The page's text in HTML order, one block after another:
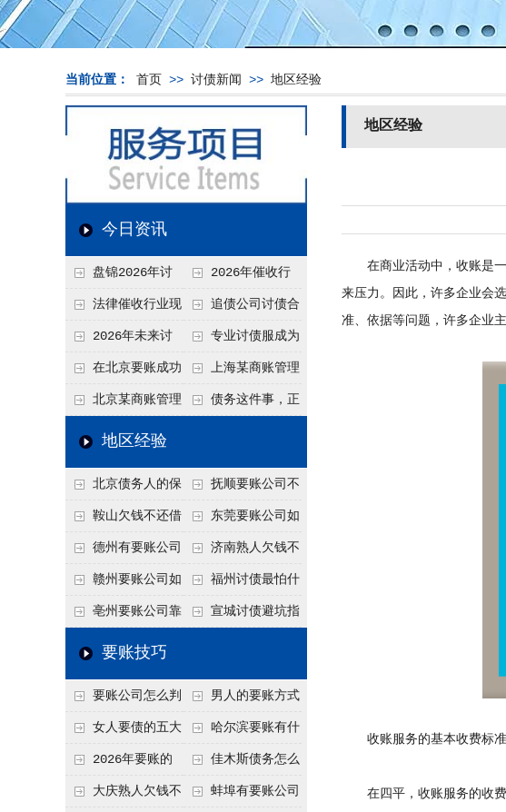
当前位置： 首页 >> 讨债新闻 >> 地区经验
今日资讯
盘锦2026年讨
债新趋势
2026年催收行
业发展现状、竞争格
局及未来趋势分析
法律催收行业现
状、合规痛点与未来
发展趋势深度解析
追债公司讨债合
法方法总结
2026年未来讨
债要账公司发展趋势
专业讨债服成为
2026年的发展趋势
在北京要账成功
率高吗？未来追账公
司发展趋势引发行业
上海某商账管理
机构聚焦合规服务
北京某商账管理
服务机构持续提升合
力企业化解应收账款
难题
债务这件事，正
地区经验
北京债务人的保
证人能不能找？担保
人的连带责任怎么追
抚顺要账公司不
敢透漏的追回方法是
什么？
鞍山欠钱不还借
口太多？2026年这3
句反问话术，直接把
他后路堵死
东莞要账公司如
何有效要账讨债？20
26年合法追债经验总
结！
德州有要账公司
吗？如何合法讨债才
不沾风险？
济南熟人欠钱不
还？
赣州要账公司如
何有效讨债？合法追
债四步秘籍
福州讨债最怕什
么？2026年这两个关
亳州要账公司靠
谱吗？合法讨债四步
宣城讨债避坑指
回！
要账技巧
要账公司怎么判
断这个案子能不能
接？接案评估的标准
男人的要账方式
是什么呢？
女人要债的五大
绝招,轻松搞定
哈尔滨要账有什
么合法手段？2026年
最新追账方式总结！
2026年要账的
七个小方法
佳木斯债务怎么
追回呢？2026年成功
大庆熟人欠钱不 蚌埠有要账公司
地区经验
在商业活动中，收账是一
来压力。因此，许多企业会
准、依据等问题，许多企业主
收账服务的基本收费标准
在四平，收账服务的收费